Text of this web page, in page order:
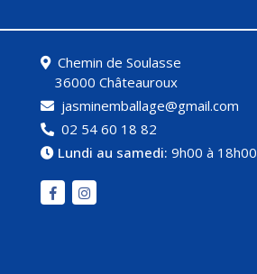
Chemin de Soulasse
36000 Châteauroux
jasminemballage@gmail.com
02 54 60 18 82
Lundi au samedi: 9h00 à 18h00